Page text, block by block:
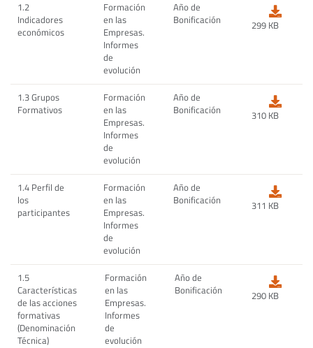
1.2
Indicadores
económicos
Formación
en las
Empresas.
Informes
de
evolución
Año de
Bonificación
299 KB
1.3 Grupos
Formativos
Formación
en las
Empresas.
Informes
de
evolución
Año de
Bonificación
310 KB
1.4 Perfil de
los
participantes
Formación
en las
Empresas.
Informes
de
evolución
Año de
Bonificación
311 KB
1.5
Características
de las acciones
formativas
(Denominación
Técnica)
Formación
en las
Empresas.
Informes
de
evolución
Año de
Bonificación
290 KB